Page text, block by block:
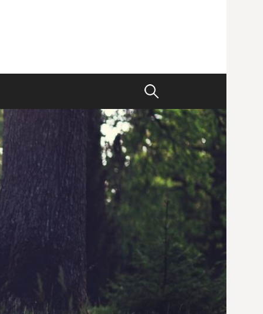
検
索
: